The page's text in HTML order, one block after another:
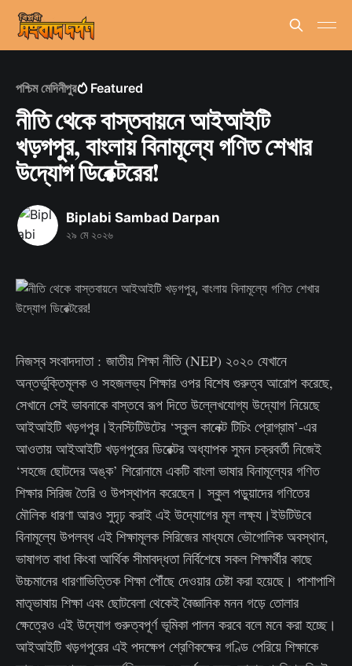
পশ্চিম মেদিনীপুর Featured
নীতি থেকে বাস্তবায়নে আইআইটি
খড়গপুর, বাংলায় বিনামূল্যে গণিত শেখার
উদ্যোগ ডিরেক্টরের!
Biplabi Sambad Darpan
২৯ মে ২০২৬
নিজস্ব সংবাদদাতা : জাতীয় শিক্ষা নীতি (NEP) ২০২০ যেখানে
অন্তর্ভুক্তিমূলক ও সহজলভ্য শিক্ষার ওপর বিশেষ গুরুত্ব আরোপ করেছে,
সেখানে সেই ভাবনাকে বাস্তবে রূপ দিতে উল্লেখযোগ্য উদ্যোগ নিয়েছে
আইআইটি খড়গপুর।ইনস্টিটিউটের ‘স্কুল কানেক্ট টিচিং প্রোগ্রাম’-এর
আওতায় আইআইটি খড়গপুরের ডিরেক্টর অধ্যাপক সুমন চক্রবর্তী নিজেই
‘সহজে ছোটদের অঙ্ক’ শিরোনামে একটি বাংলা ভাষার বিনামূল্যের গণিত
শিক্ষার সিরিজ তৈরি ও উপস্থাপন করেছেন। স্কুল পড়ুয়াদের গণিতের
মৌলিক ধারণা আরও সুদৃঢ় করাই এই উদ্যোগের মূল লক্ষ্য।ইউটিউবে
বিনামূল্যে উপলব্ধ এই শিক্ষামূলক সিরিজের মাধ্যমে ভৌগোলিক অবস্থান,
ভাষাগত বাধা কিংবা আর্থিক সীমাবদ্ধতা নির্বিশেষে সকল শিক্ষার্থীর কাছে
উচ্চমানের ধারণাভিত্তিক শিক্ষা পৌঁছে দেওয়ার চেষ্টা করা হয়েছে। পাশাপাশি
মাতৃভাষায় শিক্ষা এবং ছোটবেলা থেকেই বৈজ্ঞানিক মনন গড়ে তোলার
ক্ষেত্রেও এই উদ্যোগ গুরুত্বপূর্ণ ভূমিকা পালন করবে বলে মনে করা হচ্ছে।
আইআইটি খড়গপুরের এই পদক্ষেপ শ্রেণিকক্ষের গণ্ডি পেরিয়ে শিক্ষাকে